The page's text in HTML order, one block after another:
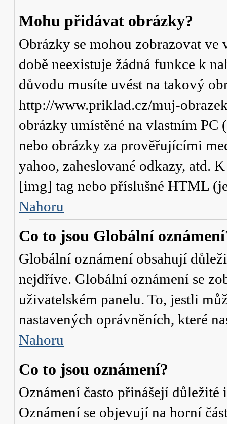
Mohu přidávat obrázky?
Obrázky se mohou zobrazovat
době neexistuje žádná funkce k
důvodu musíte uvést na takový
http://www.priklad.cz/muj-
obrázky umístěné na vlastním PC
nebo obrázky za prověřujícími
yahoo, zaheslované odkazy, atd.
[img] tag nebo příslušné HTML
Nahoru
Co to jsou Globální
Globální oznámení obsahují
nejdříve. Globální oznámení se
uživatelském panelu. To, jestli
nastavených oprávněních, které
Nahoru
Co to jsou oznámení?
Oznámení často přinášejí
Oznámení se objevují na horní